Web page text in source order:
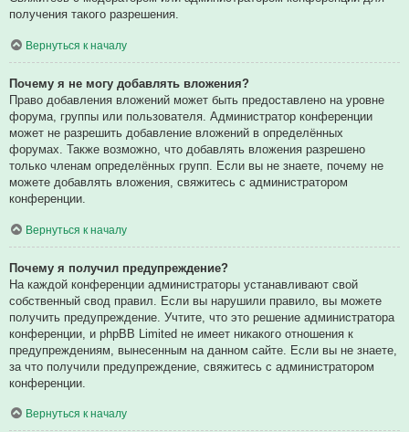
получения такого разрешения.
Вернуться к началу
Почему я не могу добавлять вложения?
Право добавления вложений может быть предоставлено на уровне
форума, группы или пользователя. Администратор конференции
может не разрешить добавление вложений в определённых
форумах. Также возможно, что добавлять вложения разрешено
только членам определённых групп. Если вы не знаете, почему не
можете добавлять вложения, свяжитесь с администратором
конференции.
Вернуться к началу
Почему я получил предупреждение?
На каждой конференции администраторы устанавливают свой
собственный свод правил. Если вы нарушили правило, вы можете
получить предупреждение. Учтите, что это решение администратора
конференции, и phpBB Limited не имеет никакого отношения к
предупреждениям, вынесенным на данном сайте. Если вы не знаете,
за что получили предупреждение, свяжитесь с администратором
конференции.
Вернуться к началу